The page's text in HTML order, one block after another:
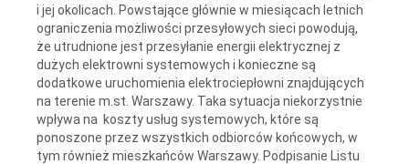
i jej okolicach. Powstające głównie w miesiącach letnich
ograniczenia możliwości przesyłowych sieci powodują,
że utrudnione jest przesyłanie energii elektrycznej z
dużych elektrowni systemowych i konieczne są
dodatkowe uruchomienia elektrociepłowni znajdujących
na terenie m.st. Warszawy. Taka sytuacja niekorzystnie
wpływa na koszty usług systemowych, które są
ponoszone przez wszystkich odbiorców końcowych, w
tym również mieszkańców Warszawy. Podpisanie Listu